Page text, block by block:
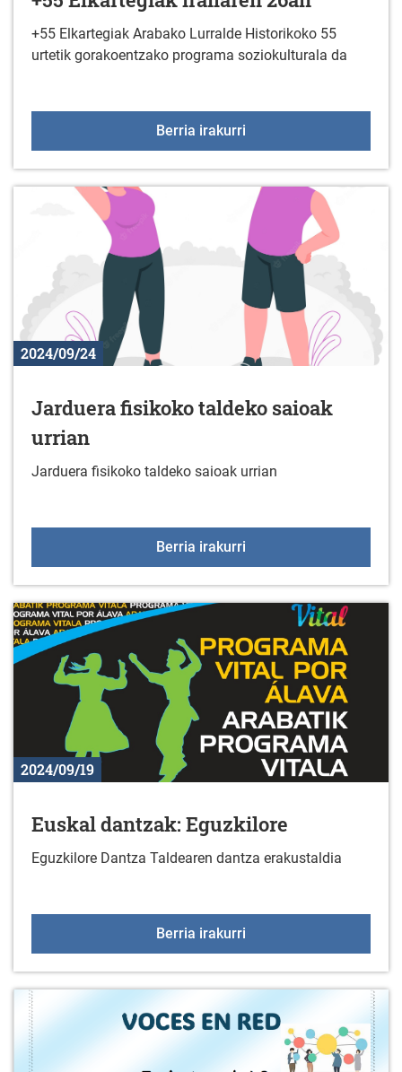
+55 Elkartegiak Arabako Lurralde Historikoko 55
urtetik gorakoentzako programa soziokulturala da
Berria irakurri
2024/09/24
Jarduera fisikoko taldeko saioak
urrian
Jarduera fisikoko taldeko saioak urrian
Berria irakurri
2024/09/19
Euskal dantzak: Eguzkilore
Eguzkilore Dantza Taldearen dantza erakustaldia
Berria irakurri